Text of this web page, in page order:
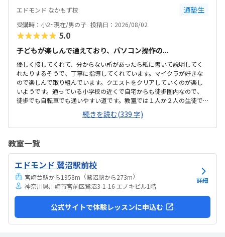
エドモンド なかもず校 通塾生
受講時：小2~現在/男の子 投稿日：2026/08/02
★★★★★ 5.0
子どもが楽しんで通えており、パソコン操作の...
優しく接してくれて、分からない所があったら紙に書いて説明してく
れたりするそうで、丁寧に指導してくれています。マイクラが好きな
ので楽しんで取り組んでいます。クエストをクリアしていくのが楽し
いようです。通っている小学校の近くで自宅からも徒歩圏内なので、
徒歩でも自転車でも通いやすい道です。教室では１人か２人の生徒で
マイペースに取り組めているようです。特に気になることはありませ
ん。もっと安い方が嬉しいですが、プログラミング教室の月謝として
は一般的な料金だと思います。クエストをクリアしていくのが進んで
コンがないけれど、アルファベットを覚えたりタイピングができるよ
うになっているので良かったと思っています。特にありません。
続きを読む(339 字)
教室一覧
エドモンド 鷺沼駅前校
宮崎台駅から1958m （鷺沼駅から273m）
神奈川県川崎市宮前区鷺沼3-1-16 エノキビル1階
詳細
公式サイトで体験レッスンに申込む